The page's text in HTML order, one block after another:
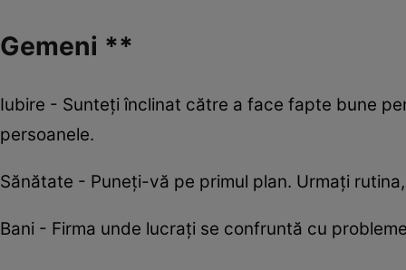
Gemeni **
Iubire - Sunteți înclinat către a face fapte bune
persoanele.
Sănătate - Puneți-vă pe primul plan. Urmați
Bani - Firma unde lucrați se confruntă cu